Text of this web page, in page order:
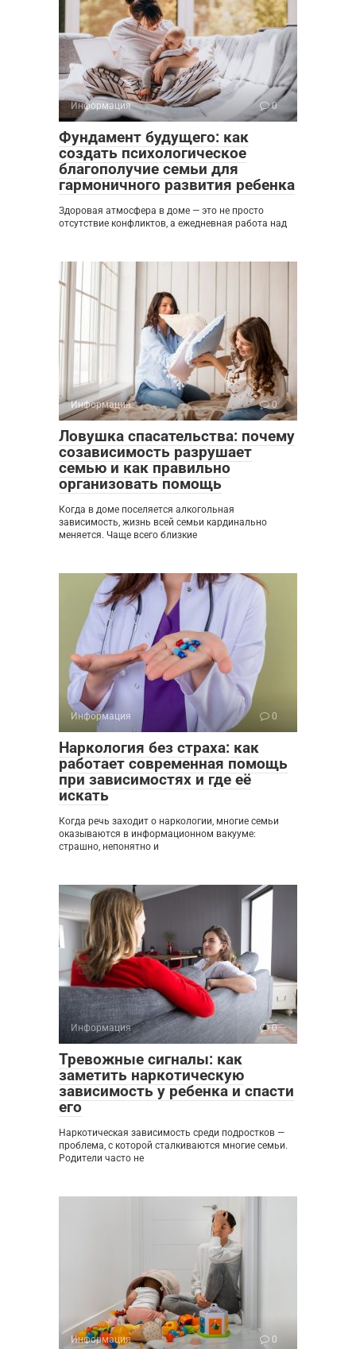
Информация 0
Фундамент будущего: как
создать психологическое
благополучие семьи для
гармоничного развития ребенка
Здоровая атмосфера в доме — это не просто
отсутствие конфликтов, а ежедневная работа над
Информация 0
Ловушка спасательства: почему
созависимость разрушает
семью и как правильно
организовать помощь
Когда в доме поселяется алкогольная
зависимость, жизнь всей семьи кардинально
меняется. Чаще всего близкие
Информация 0
Наркология без страха: как
работает современная помощь
при зависимостях и где её
искать
Когда речь заходит о наркологии, многие семьи
оказываются в информационном вакууме:
страшно, непонятно и
Информация 0
Тревожные сигналы: как
заметить наркотическую
зависимость у ребенка и спасти
его
Наркотическая зависимость среди подростков —
проблема, с которой сталкиваются многие семьи.
Родители часто не
Информация 0